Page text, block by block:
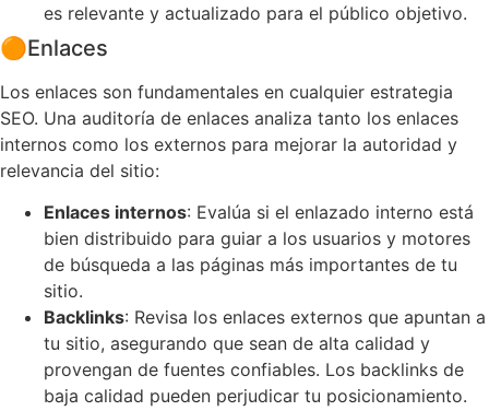
es relevante y actualizado para el público objetivo.
🟠Enlaces
Los enlaces son fundamentales en cualquier estrategia
SEO. Una auditoría de enlaces analiza tanto los enlaces
internos como los externos para mejorar la autoridad y
relevancia del sitio:
Enlaces internos: Evalúa si el enlazado interno está
bien distribuido para guiar a los usuarios y motores
de búsqueda a las páginas más importantes de tu
sitio.
Backlinks: Revisa los enlaces externos que apuntan a
tu sitio, asegurando que sean de alta calidad y
provengan de fuentes confiables. Los backlinks de
baja calidad pueden perjudicar tu posicionamiento.